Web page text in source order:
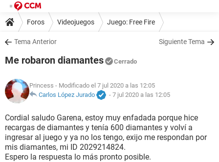
Foros Videojuegos Juego: Free Fire
Tema Anterior Siguiente Tema
Me robaron diamantes Cerrado
Princess - Modificado el 7 jul 2020 a las 12:05
Carlos López Jurado
- 7 jul 2020 a las 12:05
Cordial saludo Garena, estoy muy enfadada porque hice
recargas de diamantes y tenía 600 diamantes y volví a
ingresar al juego y ya no los tengo, exijo me respondan por
mis diamantes, mi ID 2029214824.
Espero la respuesta lo más pronto posible.